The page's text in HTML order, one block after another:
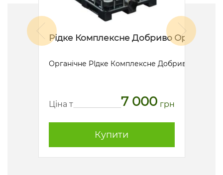
Рідке Комплексне Добриво Органічне
Органічне РІдке Комплексне Добриво
Ціна т 7 000 грн
Купити